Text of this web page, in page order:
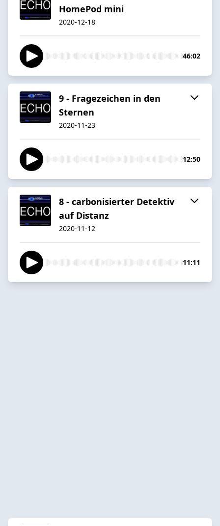
HomePod mini
2020-12-18
46:02
9 - Fragezeichen in den
Sternen
2020-11-23
12:50
8 - carbonisierter Detektiv
auf Distanz
2020-11-12
11:11